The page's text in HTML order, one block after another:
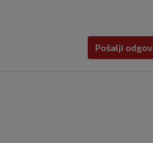
Pošalji